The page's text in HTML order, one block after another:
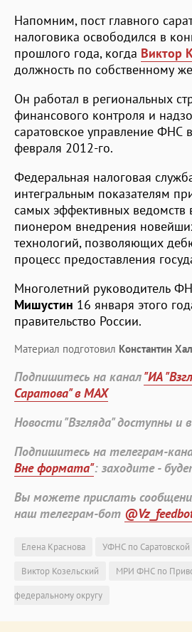
Напомним, пост главного
налоговика освободился в
прошлого года, когда Виктор
должность по собственному
Он работал в региональных
финансового контроля и
саратовское управление ФНС
февраля 2012-го.
Федеральная налоговая
интегральным показателям
самых эффективных ведомств
пионером внедрения
технологий, позволяющих
процесс предоставления
Многолетний руководитель
Мишустин 16 января этого
правительство России.
Материал подготовил Константин
Подпишитесь на канал"ИА
Саратова" в MAX
Новости "Взгляда" доступны и
Подпишитесь на телеграм-
Вне формата": заходите -
Вы можете прислать
наш телеграм-бот
Елена Краснова
УФНС по Саратовской
Виктор Козельский
МРИ ФНС по
федеральному округу